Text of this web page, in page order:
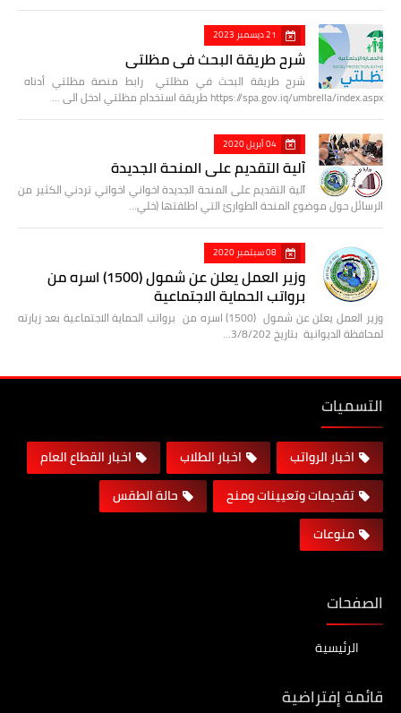
21 ديسمبر 2023
شرح طريقة البحث في مظلتي
شرح طريقة البحث في مظلتي رابط منصة مظلتي أدناه
https://spa.gov.iq/umbrella/index.aspx طريقة استخدام مظلتي ادخل الى …
04 أبريل 2020
آلية التقديم على المنحة الجديدة
آلية التقديم على المنحة الجديدة اخواني اخواتي تردني الكثير من
الرسائل حول موضوع المنحة الطوارئ التي اطلقتها (خلي…
08 سبتمبر 2020
وزير العمل يعلن عن شمول (1500) اسره من
برواتب الحماية الاجتماعية
وزير العمل يعلن عن شمول (1500) اسره من برواتب الحماية الاجتماعية بعد زيارته
لمحافظة الديوانية بتاريخ 3/8/202…
التسميات
اخبار الرواتب اخبار الطلاب
اخبار القطاع العام
تقديمات وتعيينات ومنح
حالة الطقس
منوعات
الصفحات
الرئيسية
قائمة إفتراضية